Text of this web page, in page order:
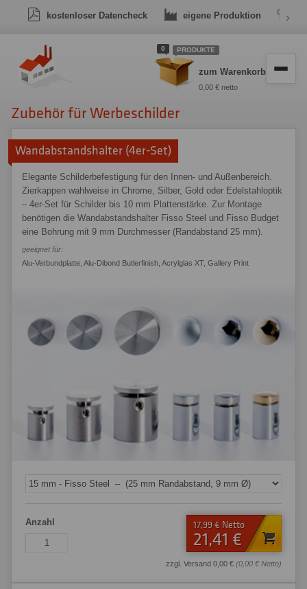
kostenloser Datencheck eigene Produktion ›
0 PRODUKTE
zum Warenkorb
0,00 € netto
Zubehör für Werbeschilder
Wandabstandshalter (4er-Set)
Elegante Schilderbefestigung für den Innen- und Außenbereich.
Zierkappen wahlweise in Chrome, Silber, Gold oder Edelstahloptik
– 4er-Set für Schilder bis 10 mm Plattenstärke. Zur Montage
benötigen die Wandabstandshalter Fisso Steel und Fisso Budget
eine Bohrung mit 9 mm Durchmesser (Randabstand 25 mm).
geeignet für:
Alu-Verbundplatte Alu-Dibond Butlerfinish Acrylglas XT, Gallery Print
Anzahl 17,99 € Netto
21,41 €
zzgl. Versand 0,00 € (0,00 € Netto)